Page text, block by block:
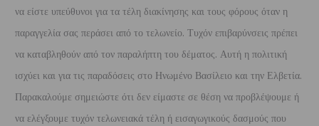
να είστε υπεύθυνοι για τα τέλη διακίνησης και τους φόρους όταν η
παραγγελία σας περάσει από το τελωνείο. Τυχόν επιβαρύνσεις πρέπει
να καταβληθούν από τον παραλήπτη του δέματος. Αυτή η πολιτική
ισχύει και για τις παραδόσεις στο Ηνωμένο Βασίλειο και την Ελβετία.
Παρακαλούμε σημειώστε ότι δεν είμαστε σε θέση να προβλέψουμε ή
να ελέγξουμε τυχόν τελωνειακά τέλη ή εισαγωγικούς δασμούς που